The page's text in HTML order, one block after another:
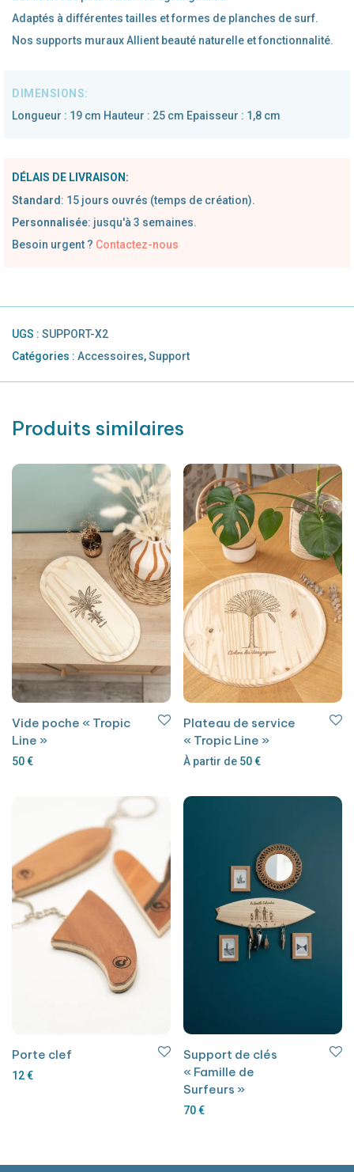
Adaptés à différentes tailles et formes de planches de surf.
Nos supports muraux Allient beauté naturelle et fonctionnalité.
Longueur : 19 cm Hauteur : 25 cm Epaisseur : 1,8 cm
DÉLAIS DE LIVRAISON:
Standard : 1 5 jours ouvrés (temps de création).
Personnalisée: jusqu'à 3 semaines.
Besoin urgent ? Contactez-nous
UGS : SUPPORT-X2
Catégories : Accessoires,Support
Produits similaires
Vide poche « Tropic
Line »
50€
Plateau de service
« Tropic Line »
À partir de 50€
Porte clef
12€
Support de clés
« Famille de
Surfeurs »
70€